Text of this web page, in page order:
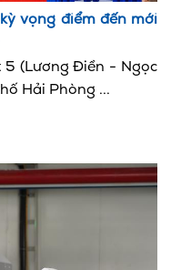
vọng điểm đến mới
5 (Lương Điền - Ngọc
Hải Phòng ...